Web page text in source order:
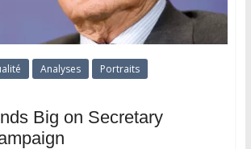
Analyses
Portraits
Big on Secretary